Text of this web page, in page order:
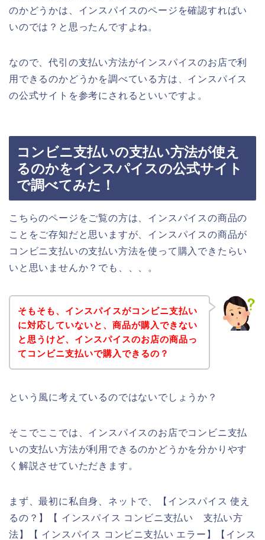
のかどうかは、インスパイスのページを確認すればい
いのでは？と思ったんですよね。
なので、代引の支払い方法がインスパイスのお店で利
用できるのかどうかを調べている方は、インスパイス
の公式サイトを参考にされるといいですよ。
コンビニ支払いの支払い方法が使え
るのかをインスパイスの公式サイト
で調べてみた！
こちらのページをご覧の方は、インスパイスの商品の
ことをご存知だと思いますが、インスパイスの商品が
コンビニ支払いの支払い方法を使って購入できたらい
いと思いませんか？でも、、、。
そもそも、インスパイスがコンビニ支払い
に対応していないと、商品が購入できない
と思うけど、インスパイスのお店の商品っ
てコンビニ支払いで購入できるの？
という風に考えているのではないでしょうか？
そこでここでは、インスパイスのお店でコンビニ支払
いの支払い方法が利用できるのかどうかを分かりやす
く解説させていただきます。
まず、最初に私自身、ネットで、【インスパイス 使え
るの？】【 インスパイス コンビニ支払い 支払い方
法】【 インスパイス コンビニ支払い エラー】【インス